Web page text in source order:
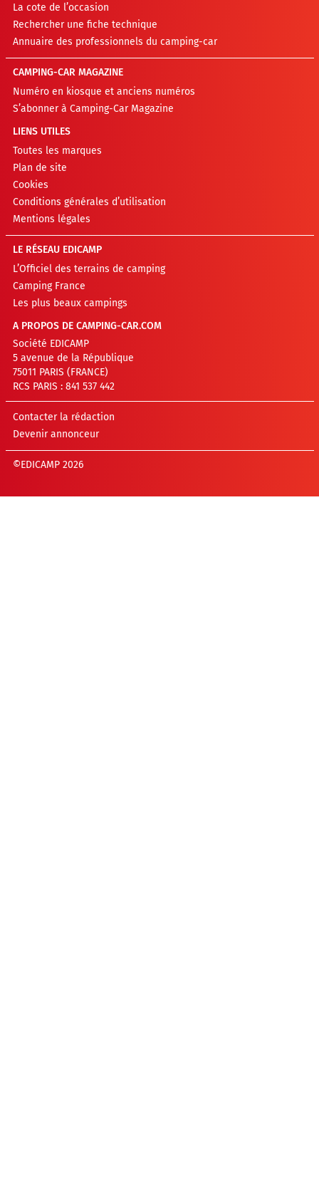
La cote de l’occasion
Rechercher une fiche technique
Annuaire des professionnels du camping-car
CAMPING-CAR MAGAZINE
Numéro en kiosque et anciens numéros
S’abonner à Camping-Car Magazine
LIENS UTILES
Toutes les marques
Plan de site
Cookies
Conditions générales d’utilisation
Mentions légales
LE RÉSEAU EDICAMP
L’Officiel des terrains de camping
Camping France
Les plus beaux campings
A PROPOS DE CAMPING-CAR.COM
Société EDICAMP
5 avenue de la République
75011 PARIS (FRANCE)
RCS PARIS : 841 537 442
Contacter la rédaction
Devenir annonceur
©EDICAMP 2026